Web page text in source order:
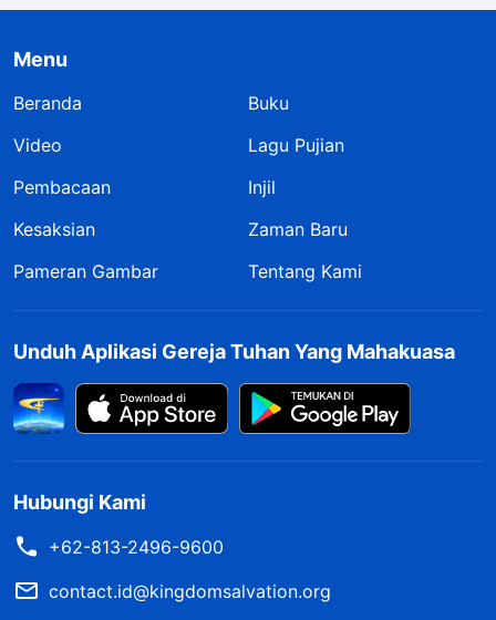
Menu
Beranda
Buku
Video
Lagu Pujian
Pembacaan
Injil
Kesaksian
Zaman Baru
Pameran Gambar
Tentang Kami
Unduh Aplikasi Gereja Tuhan Yang Mahakuasa
Hubungi Kami
+62-813-2496-9600
contact.id@kingdomsalvation.org